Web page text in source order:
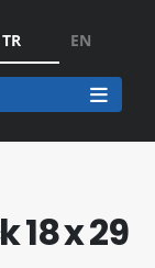
TR EN
18 x 29